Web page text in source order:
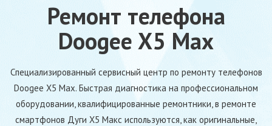
Ремонт телефона
Doogee X5 Max
Специализированный сервисный центр по ремонту телефонов
Doogee X5 Max. Быстрая диагностика на профессиональном
оборудовании, квалифицированные ремонтники, в ремонте
смартфонов Дуги Х5 Макс используются, как оригинальные,